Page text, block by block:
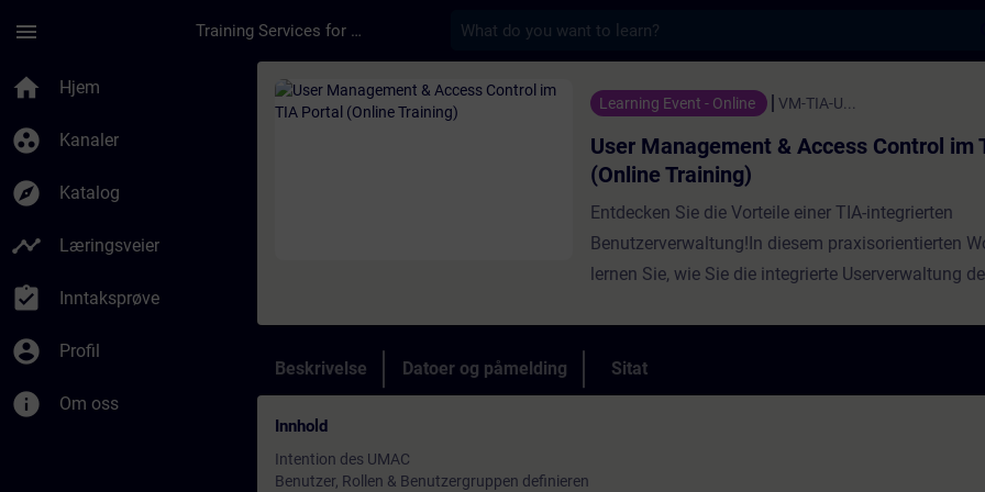
menu Training Services for Digital Industries
home Hjem
group_work Kanaler
explore Katalog
timeline Læringsveier
assignment_turned_in Inntaksprøve
account_circle Profil
info Om oss
Kurs - User Management & Access Control im TIA Portal
Learning Event - Online VM-TIA-U...
User Management & Access Control im
(Online Training)
Entdecken Sie die Vorteile einer TIA-integrierten
Benutzerverwaltung!In diesem praxisorientierten
lernen Sie, wie Sie die integrierte Userverwaltung
verständlichen Einführung erfahren Sie, welchen
strukturiertesUsermanagement bietet – von klaren
Beskrivelse Datoer og påmelding Sitat
Innhold
Intention des UMAC
Benutzer, Rollen & Benutzergruppen definieren